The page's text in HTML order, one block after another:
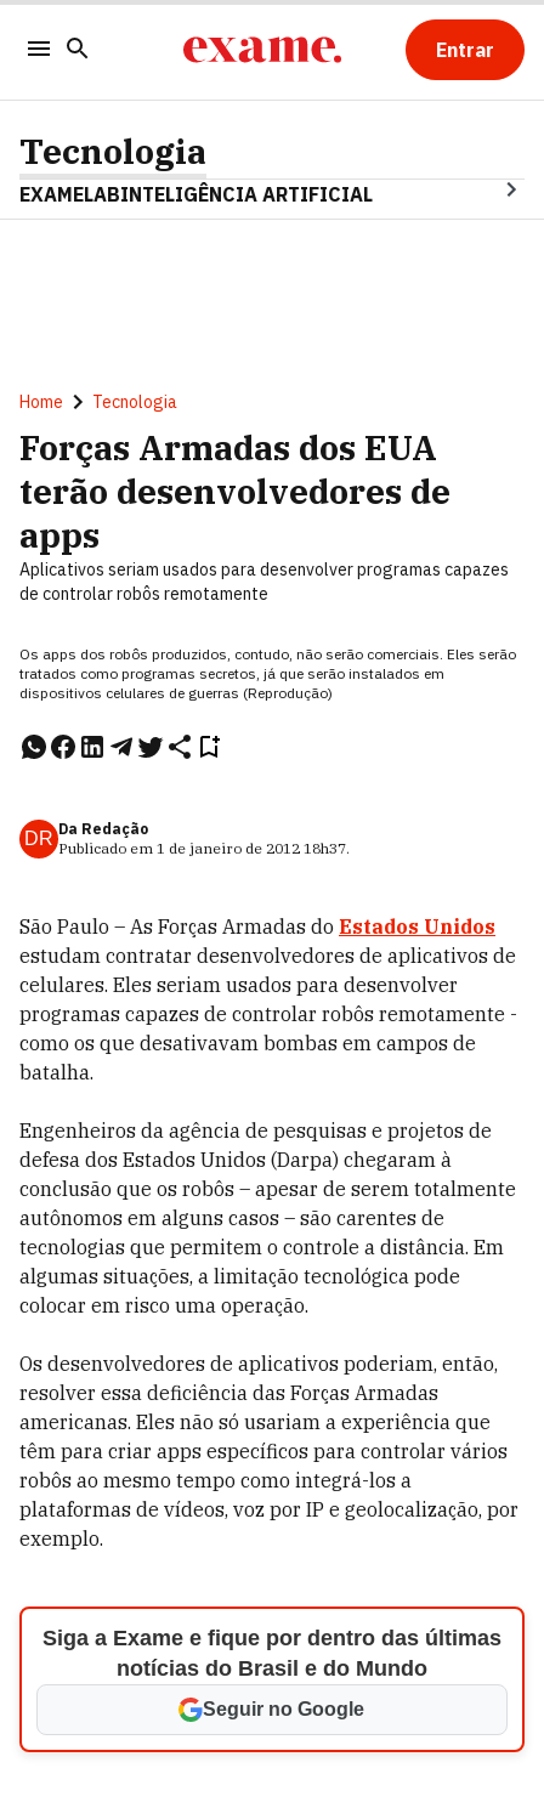
Entrar
Tecnologia
EXAMELABINTELIGÊNCIA ARTIFICIAL
Home Tecnologia
Forças Armadas dos EUA
terão desenvolvedores de
apps
Aplicativos seriam usados para desenvolver programas capazes
de controlar robôs remotamente
Os apps dos robôs produzidos, contudo, não serão comerciais. Eles serão
tratados como programas secretos, já que serão instalados em
dispositivos celulares de guerras (Reprodução)
DR Da Redação
Publicado em 1 de janeiro de 2012 18h37.
São Paulo – As Forças Armadas do Estados Unidos
estudam contratar desenvolvedores de aplicativos de
celulares. Eles seriam usados para desenvolver
programas capazes de controlar robôs remotamente -
como os que desativavam bombas em campos de
batalha.
Engenheiros da agência de pesquisas e projetos de
defesa dos Estados Unidos (Darpa) chegaram à
conclusão que os robôs – apesar de serem totalmente
autônomos em alguns casos – são carentes de
tecnologias que permitem o controle a distância. Em
algumas situações, a limitação tecnológica pode
colocar em risco uma operação.
Os desenvolvedores de aplicativos poderiam, então,
resolver essa deficiência das Forças Armadas
americanas. Eles não só usariam a experiência que
têm para criar apps específicos para controlar vários
robôs ao mesmo tempo como integrá-los a
plataformas de vídeos, voz por IP e geolocalização, por
exemplo.
Siga a Exame e fique por dentro das últimas
notícias do Brasil e do Mundo
Seguir no Google